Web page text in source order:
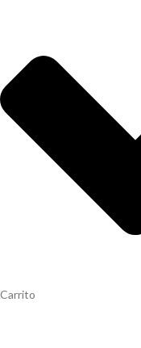
Carrito